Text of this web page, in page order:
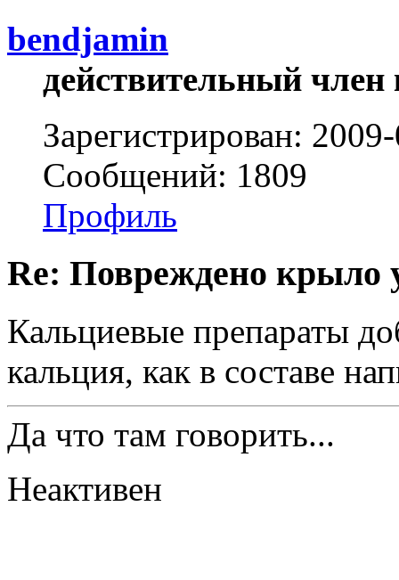
bendjamin
действительный член
Зарегистрирован:
Сообщений: 1809
Профиль
Re: Повреждено крыло
Кальциевые препараты
кальция, как в составе
Да что там говорить...
Неактивен